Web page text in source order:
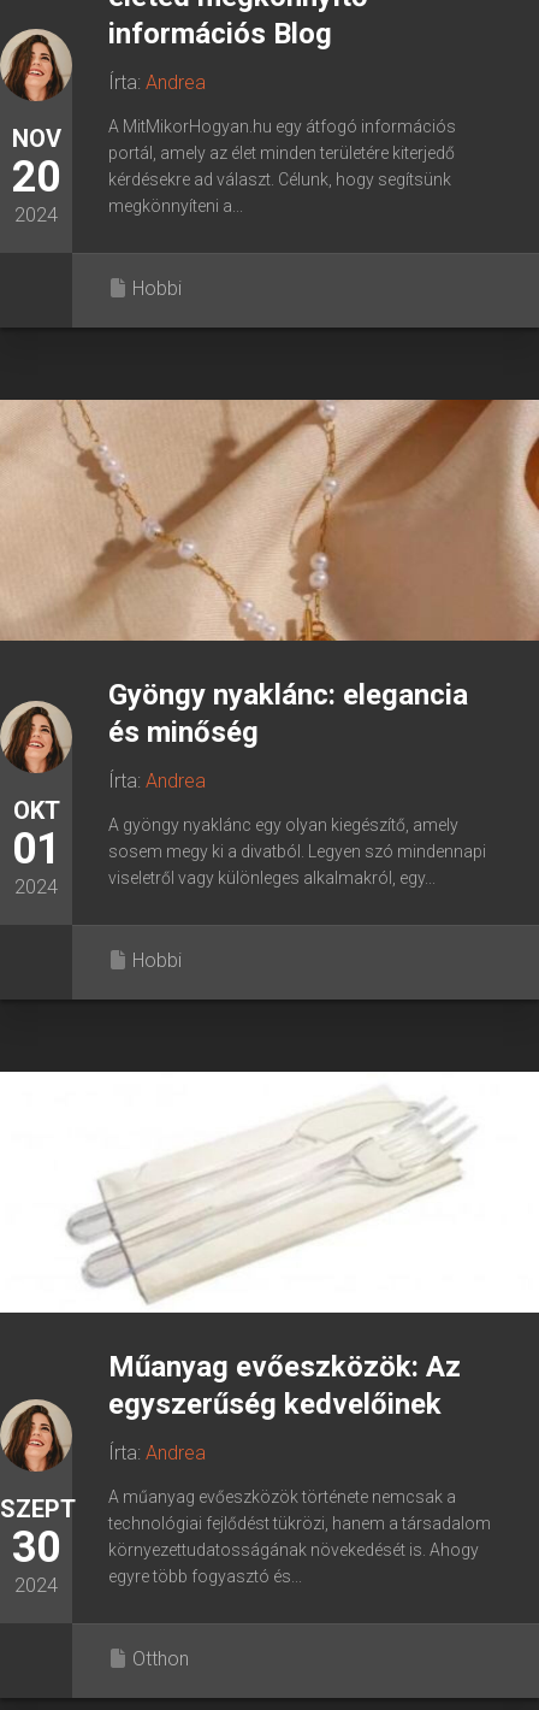
NOV
20
2024
információs Blog
Írta: Andrea
A MitMikorHogyan.hu egy átfogó információs
portál, amely az élet minden területére kiterjedő
kérdésekre ad választ. Célunk, hogy segítsünk
megkönnyíteni a...
Hobbi
OKT
01
2024
Gyöngy nyaklánc: elegancia
és minőség
Írta: Andrea
A gyöngy nyaklánc egy olyan kiegészítő, amely
sosem megy ki a divatból. Legyen szó mindennapi
viseletről vagy különleges alkalmakról, egy...
Hobbi
SZEPT
30
2024
Műanyag evőeszközök: Az
egyszerűség kedvelőinek
Írta: Andrea
A műanyag evőeszközök története nemcsak a
technológiai fejlődést tükrözi, hanem a társadalom
környezettudatosságának növekedését is. Ahogy
egyre több fogyasztó és...
Otthon